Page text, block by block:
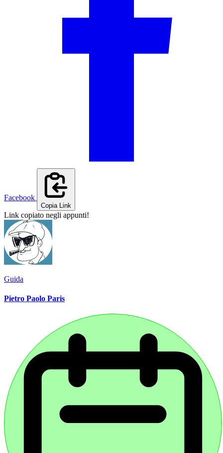
Facebook
Copia Link
Link copiato negli appunti!
Guida
Pietro Paolo Paris